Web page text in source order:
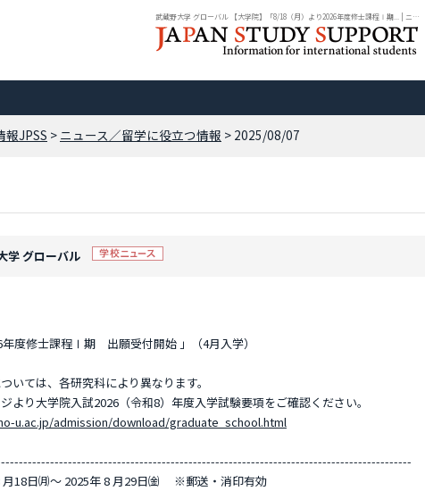
武蔵野大学 グローバル 【大学院】「8/18（月）より2026年度修士課程Ⅰ期... | ニュ...
報JPSS > ニュース／留学に役立つ情報 > 2025/08/07
学 グローバル
年度修士課程Ⅰ期 出願受付開始 」（4月入学）
いては、各研究科により異なります。
より大学院入試2026（令和8）年度入学試験要項をご確認ください。
u.ac.jp/admission/download/graduate_school.html
18日㈪〜 2025年 8 月29日㈮ ※郵送・消印有効